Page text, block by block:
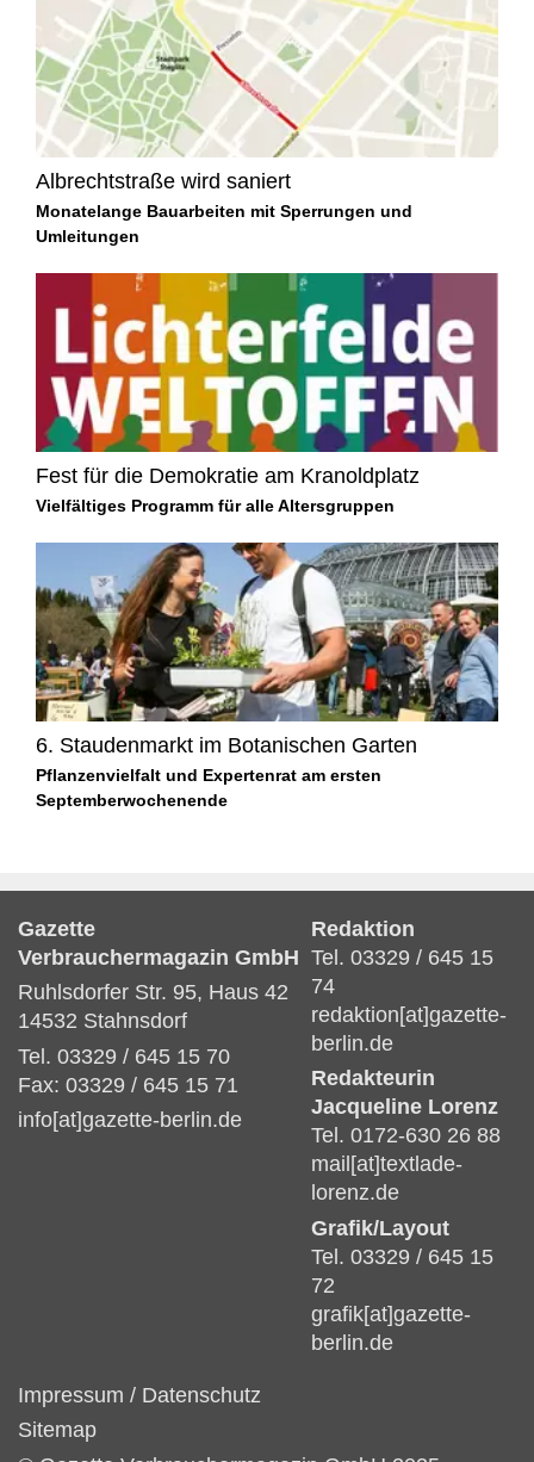
Albrechtstraße wird saniert
Monatelange Bauarbeiten mit Sperrungen und
Umleitungen
Fest für die Demokratie am Kranoldplatz
Vielfältiges Programm für alle Altersgruppen
6. Staudenmarkt im Botanischen Garten
Pflanzenvielfalt und Expertenrat am ersten
Septemberwochenende
Gazette
Verbrauchermagazin GmbH
Ruhlsdorfer Str. 95, Haus 42
14532 Stahnsdorf
Tel. 03329 / 645 15 70
Fax: 03329 / 645 15 71
info[at]gazette-berlin.de
Redaktion
Tel. 03329 / 645 15
74
redaktion[at]gazette-
berlin.de
Redakteurin
Jacqueline Lorenz
Tel. 0172-630 26 88
mail[at]textlade-
lorenz.de
Grafik/Layout
Tel. 03329 / 645 15
72
grafik[at]gazette-
berlin.de
Impressum / Datenschutz
Sitemap